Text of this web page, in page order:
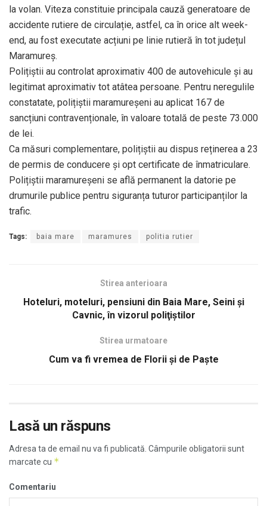
la volan. Viteza constituie principala cauză generatoare de
accidente rutiere de circulație, astfel, ca în orice alt week-
end, au fost executate acțiuni pe linie rutieră în tot județul
Maramureș.
Polițiștii au controlat aproximativ 400 de autovehicule și au
legitimat aproximativ tot atâtea persoane. Pentru neregulile
constatate, polițiștii maramureșeni au aplicat 167 de
sancțiuni contravenționale, în valoare totală de peste 73.000
de lei.
Ca măsuri complementare, polițiștii au dispus reținerea a 23
de permis de conducere și opt certificate de înmatriculare.
Polițiștii maramureșeni se află permanent la datorie pe
drumurile publice pentru siguranța tuturor participanților la
trafic.
Tags: baia mare maramures politia rutier
Stirea anterioara
Hoteluri, moteluri, pensiuni din Baia Mare, Seini și
Cavnic, în vizorul poliţiştilor
Stirea urmatoare
Cum va fi vremea de Florii și de Paște
Lasă un răspuns
Adresa ta de email nu va fi publicată. Câmpurile obligatorii sunt
marcate cu *
Comentariu